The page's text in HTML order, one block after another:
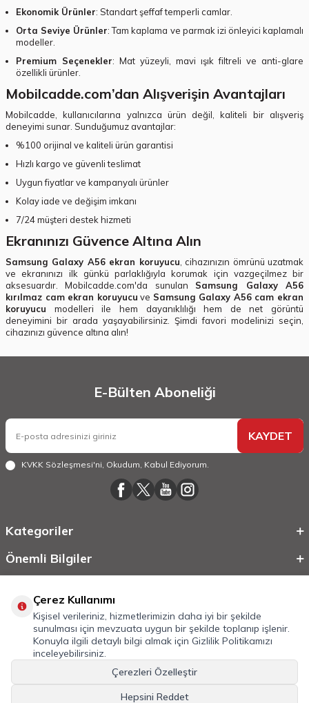
Ekonomik Ürünler: Standart şeffaf temperli camlar.
Orta Seviye Ürünler: Tam kaplama ve parmak izi önleyici kaplamalı
modeller.
Premium Seçenekler: Mat yüzeyli, mavi ışık filtreli ve anti-glare
özellikli ürünler.
Mobilcadde.com’dan Alışverişin Avantajları
Mobilcadde, kullanıcılarına yalnızca ürün değil, kaliteli bir alışveriş
deneyimi sunar. Sunduğumuz avantajlar:
%100 orijinal ve kaliteli ürün garantisi
Hızlı kargo ve güvenli teslimat
Uygun fiyatlar ve kampanyalı ürünler
Kolay iade ve değişim imkanı
7/24 müşteri destek hizmeti
Ekranınızı Güvence Altına Alın
Samsung Galaxy A56 ekran koruyucu, cihazınızın ömrünü uzatmak
ve ekranınızı ilk günkü parlaklığıyla korumak için vazgeçilmez bir
aksesuardır. Mobilcadde.com'da sunulan Samsung Galaxy A56
kırılmaz cam ekran koruyucu ve Samsung Galaxy A56 cam ekran
koruyucu modelleri ile hem dayanıklılığı hem de net görüntü
deneyimini bir arada yaşayabilirsiniz. Şimdi favori modelinizi seçin,
cihazınızı güvence altına alın!
E-Bülten Aboneliği
KAYDET
KVKK Sözleşmesi'ni, Okudum, Kabul Ediyorum.
Kategoriler
Önemli Bilgiler
Çerez Kullanımı
Kişisel verileriniz, hizmetlerimizin daha iyi bir şekilde
sunulması için mevzuata uygun bir şekilde toplanıp işlenir.
Konuyla ilgili detaylı bilgi almak için Gizlilik Politikamızı
inceleyebilirsiniz.
Çerezleri Özelleştir
Hepsini Reddet